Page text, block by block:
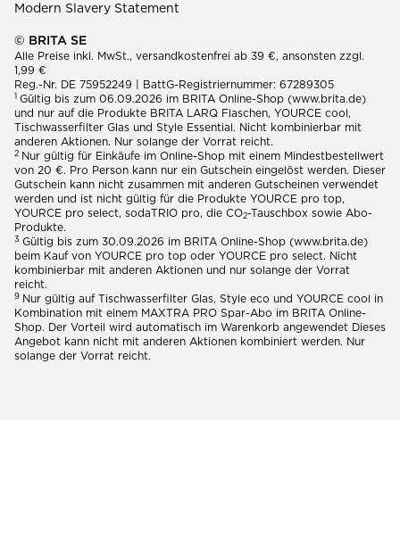
Modern Slavery Statement
© BRITA SE
Alle Preise inkl. MwSt., versandkostenfrei ab 39 €, ansonsten zzgl.
1,99 €
Reg.-Nr. DE 75952249 | BattG-Registriernummer: 67289305
1 Gültig bis zum 06.09.2026 im BRITA Online-Shop (www.brita.de)
und nur auf die Produkte BRITA LARQ Flaschen, YOURCE cool,
Tischwasserfilter Glas und Style Essential. Nicht kombinierbar mit
anderen Aktionen. Nur solange der Vorrat reicht.
2 Nur gültig für Einkäufe im Online-Shop mit einem Mindestbestellwert
von 20 €. Pro Person kann nur ein Gutschein eingelöst werden. Dieser
Gutschein kann nicht zusammen mit anderen Gutscheinen verwendet
werden und ist nicht gültig für die Produkte YOURCE pro top,
YOURCE pro select, sodaTRIO pro, die CO2-Tauschbox sowie Abo-
Produkte.
3 Gültig bis zum 30.09.2026 im BRITA Online-Shop (www.brita.de)
beim Kauf von YOURCE pro top oder YOURCE pro select. Nicht
kombinierbar mit anderen Aktionen und nur solange der Vorrat
reicht.
9 Nur gültig auf Tischwasserfilter Glas, Style eco und YOURCE cool in
Kombination mit einem MAXTRA PRO Spar-Abo im BRITA Online-
Shop. Der Vorteil wird automatisch im Warenkorb angewendet Dieses
Angebot kann nicht mit anderen Aktionen kombiniert werden. Nur
solange der Vorrat reicht.